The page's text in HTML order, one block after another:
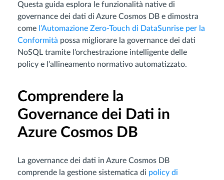
Questa guida esplora le funzionalità native di
governance dei dati di Azure Cosmos DB e dimostra
come l’Automazione Zero-Touch di DataSunrise per la
Conformità possa migliorare la governance dei dati
NoSQL tramite l’orchestrazione intelligente delle
policy e l’allineamento normativo automatizzato.
Comprendere la
Governance dei Dati in
Azure Cosmos DB
La governance dei dati in Azure Cosmos DB
comprende la gestione sistematica di policy di